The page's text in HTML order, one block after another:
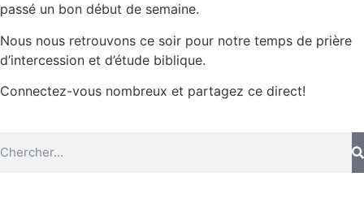
passé un bon début de semaine.
Nous nous retrouvons ce soir pour notre temps de prière
d’intercession et d’étude biblique.
Connectez-vous nombreux et partagez ce direct!